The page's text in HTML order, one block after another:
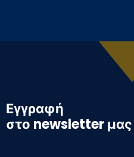
Εγγραφή
στο newsletter μας